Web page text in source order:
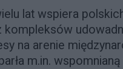
lat wspiera
na arenie
m.in.